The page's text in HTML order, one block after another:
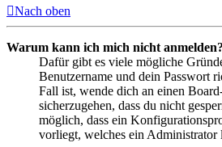
Nach oben
Warum kann ich mich nicht anmelden?
Dafür gibt es viele mögliche
Benutzername und dein Passwort
Fall ist, wende dich an einen
sicherzugehen, dass du nicht
möglich, dass ein
vorliegt, welches ein Administrator